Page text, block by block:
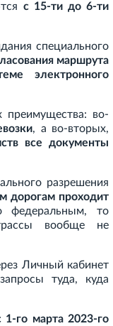
с 15-ти до 6-ти
специального
маршрута
электронного
во-
, а во-вторых,
все документы
разрешения
дорогам проходит
то
вообще не
Личный кабинет
туда, куда
го марта 2023-го